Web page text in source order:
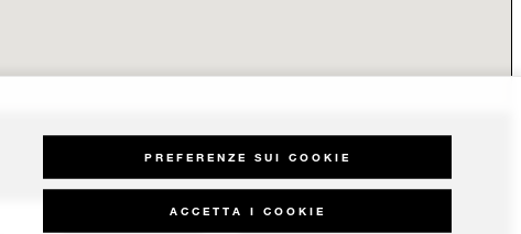
PREFERENZE SUI COOKIE
ACCETTA I COOKIE